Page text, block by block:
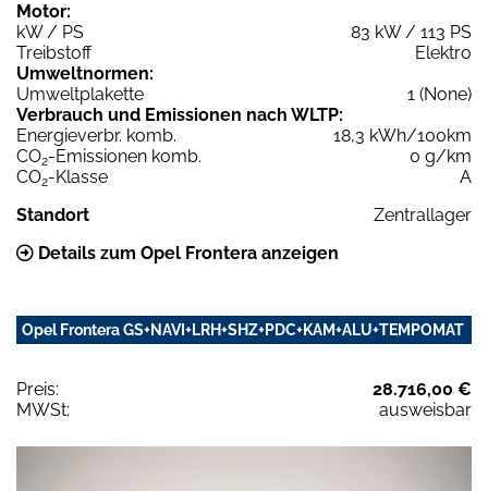
Motor:
kW / PS
83 kW / 113 PS
Treibstoff
Elektro
Umweltnormen:
Umweltplakette
1 (None)
Verbrauch und Emissionen nach WLTP:
Energieverbr. komb.
18,3 kWh/100km
CO2-Emissionen komb.
0 g/km
CO2-Klasse
A
Standort
Zentrallager
Details zum Opel Frontera anzeigen
Opel Frontera GS+NAVI+LRH+SHZ+PDC+KAM+ALU+TEMPOMAT
Preis:
28.716,00 €
MWSt:
ausweisbar